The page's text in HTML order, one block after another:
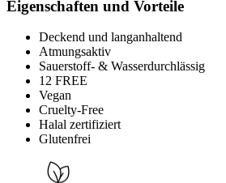
Eigenschaften und Vorteile
Deckend und langanhaltend
Atmungsaktiv
Sauerstoff- & Wasserdurchlässig
12 FREE
Vegan
Cruelty-Free
Halal zertifiziert
Glutenfrei